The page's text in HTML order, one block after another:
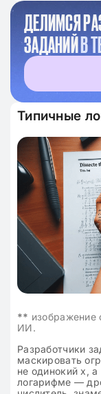
ДЕЛИМСЯ
ЗАДАНИЙВ
Типичные
** изображение
ИИ.
Разработчики
маскировать
не одинокий x,
логарифме —